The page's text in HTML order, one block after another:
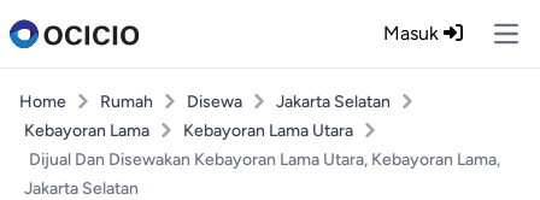
Masuk
Home Rumah Disewa
Jakarta Selatan
Kebayoran Lama
Kebayoran Lama Utara
Dijual Dan Disewakan Kebayoran Lama Utara, Kebayoran Lama,
Jakarta Selatan